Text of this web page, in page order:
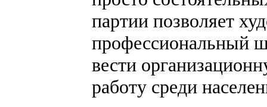
партии позволяет
профессиональный
вести
работу среди